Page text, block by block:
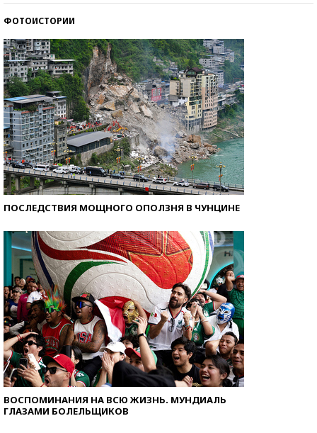
ФОТОИСТОРИИ
ПОСЛЕДСТВИЯ МОЩНОГО ОПОЛЗНЯ В ЧУНЦИНЕ
ВОСПОМИНАНИЯ НА ВСЮ ЖИЗНЬ. МУНДИАЛЬ
ГЛАЗАМИ БОЛЕЛЬЩИКОВ